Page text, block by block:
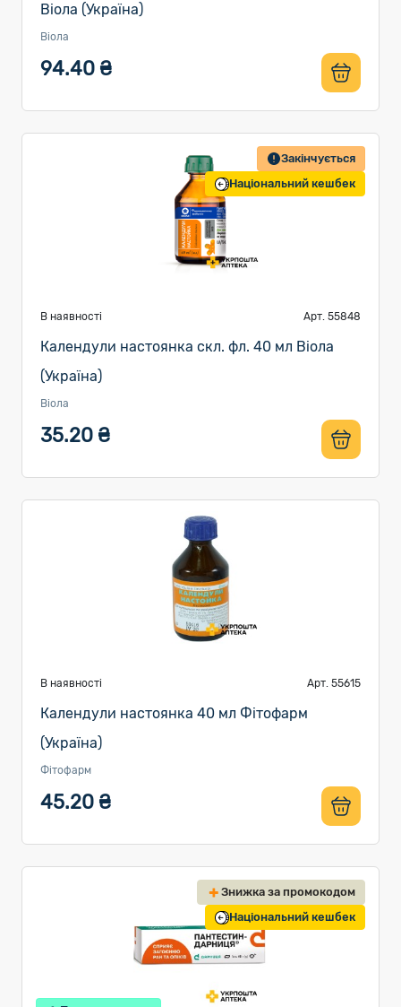
Віола (Україна)
Віола
94.40 ₴
Закінчується
Національний кешбек
В наявності Арт. 55848
Календули настоянка скл. фл. 40 мл Віола
(Україна)
Віола
35.20 ₴
В наявності Арт. 55615
Календули настоянка 40 мл Фітофарм
(Україна)
Фітофарм
45.20 ₴
Знижка за промокодом
Національний кешбек